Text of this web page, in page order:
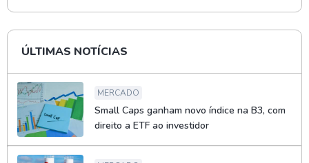
ÚLTIMAS NOTÍCIAS
MERCADO
Small Caps ganham novo índice na B3, com
direito a ETF ao investidor